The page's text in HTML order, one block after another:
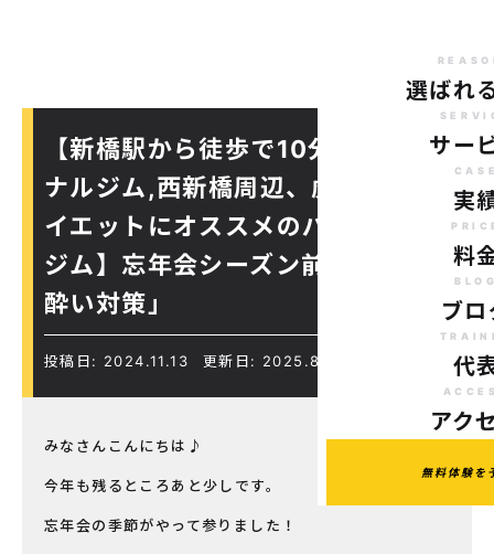
選ばれ
サー
実
料
ブロ
代
アク
無料体験を
【新橋駅から徒歩で10分のパーソ
ナルジム,西新橋周辺、虎ノ門駅ダ
イエットにオススメのパーソナル
ジム】忘年会シーズン前の「二日
酔い対策」
投稿日: 2024.11.13 更新日: 2025.8.18
みなさんこんにちは♪
今年も残るところあと少しです。
忘年会の季節がやって参りました！